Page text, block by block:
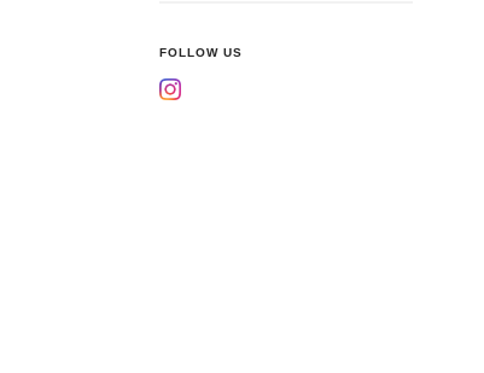
FOLLOW US